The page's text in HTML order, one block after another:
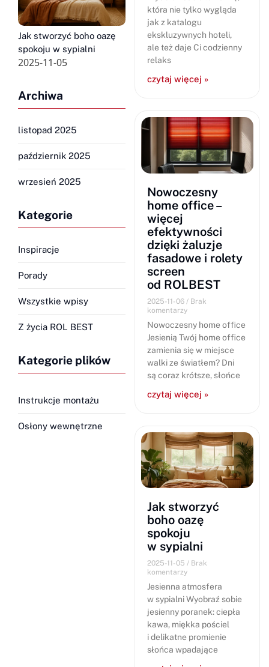
Jak stworzyć boho oazę
spokoju w sypialni
2025-11-05
Archiwa
listopad 2025
październik 2025
wrzesień 2025
Kategorie
Inspiracje
Porady
Wszystkie wpisy
Z życia ROL BEST
Kategorie plików
Instrukcje montażu
Osłony wewnętrzne
która nie tylko wygląda
jak z katalogu
ekskluzywnych hoteli,
ale też daje Ci codzienny
relaks
czytaj więcej »
Nowoczesny
home office –
więcej
efektywności
dzięki żaluzje
fasadowe i rolety
screen
od ROLBEST
2025-11-06
Brak
komentarzy
Nowoczesny home office
Jesienią Twój home office
zamienia się w miejsce
walki ze światłem? Dni
są coraz krótsze, słońce
czytaj więcej »
Jak stworzyć
boho oazę
spokoju
w sypialni
2025-11-05
Brak
komentarzy
Jesienna atmosfera
w sypialni Wyobraź sobie
jesienny poranek: ciepła
kawa, miękka pościel
i delikatne promienie
słońca wpadające